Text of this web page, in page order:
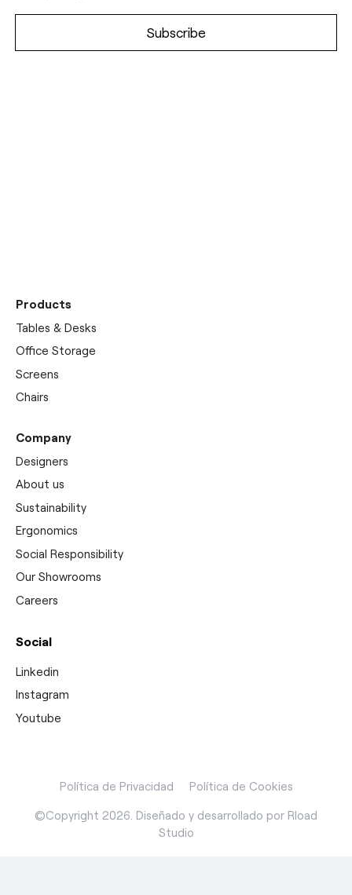
Products
Tables & Desks
Office Storage
Screens
Chairs
Company
Designers
About us
Sustainability
Ergonomics
Social Responsibility
Our Showrooms
Careers
Social
Linkedin
Instagram
Youtube
Política de Privacidad Política de Cookies
©Copyright 2026. Diseñado y desarrollado por Rload
Studio